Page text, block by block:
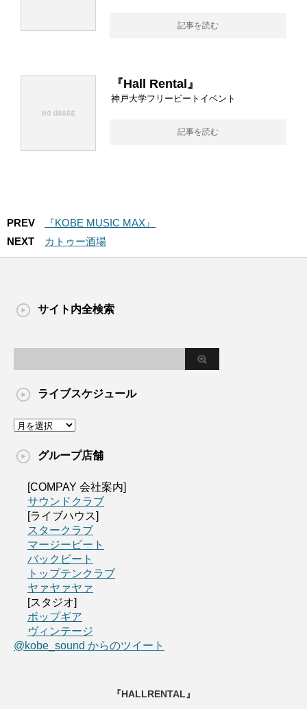
記事を読む
『Hall Rental』
神戸大学フリービートイベント
記事を読む
PREV
『KOBE MUSIC MAX』
NEXT
カトゥー酒場
サイト内全検索
ライブスケジュール
グループ店舗
[COMPAY 会社案内]
サウンドクラブ
[ライブハウス]
スタークラブ
マージービート
バックビート
トップテンクラブ
ヤァヤァヤァ
[スタジオ]
ポップギア
ヴィンテージ
@kobe_sound からのツイート
『HALLRENTAL』